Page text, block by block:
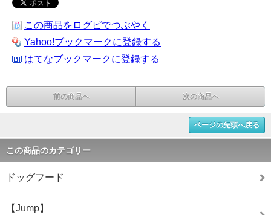
この商品をログピでつぶやく
Yahoo!ブックマークに登録する
はてなブックマークに登録する
前の商品へ 次の商品へ
ページの先頭へ戻る
この商品のカテゴリー
ドッグフード
【Jump】